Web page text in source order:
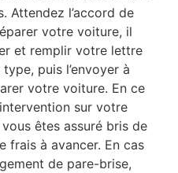
Attendez l’accord de
votre voiture, il
et remplir votre lettre
puis l’envoyer à
votre voiture. En ce
sur votre
êtes assuré bris de
frais à avancer. En cas
de pare-brise,